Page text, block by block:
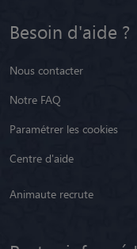
Besoin d'aide ?
Nous contacter
Notre FAQ
Paramétrer les cookies
Centre d'aide
Animaute recrute